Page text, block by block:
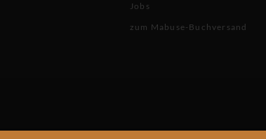
Jobs
zum Mabuse-Buchversand